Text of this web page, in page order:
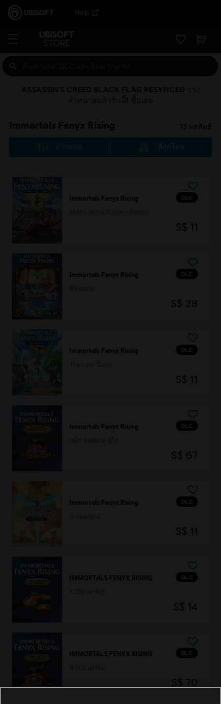
Help
Immortals Fenyx Rising 13 ผลลัพธ์
ตัวกรอง เลือกโดย
DLC
Immortals Fenyx Rising
S$ 11
DLC
Immortals Fenyx Rising
S$ 28
DLC
Immortals Fenyx Rising
S$ 11
DLC
Immortals Fenyx Rising
S$ 67
DLC
Immortals Fenyx Rising
S$ 11
DLC
IMMORTALS FENYX RISING
S$ 14
DLC
IMMORTALS FENYX RISING
S$ 70